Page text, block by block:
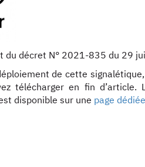
du décret N° 2021-835 du 29
de cette
télécharger en fin d’article.
disponible sur une page dédiée